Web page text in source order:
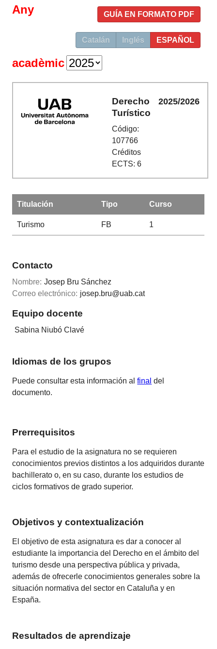
GUÍA EN FORMATO PDF
Catalán Inglés ESPAÑOL
Any
acadèmic
Derecho
Turístico
Código:
107766
Créditos
ECTS: 6
2025/2026
Titulación Tipo Curso
Turismo FB 1
Contacto
Nombre: Josep Bru Sánchez
Correo electrónico: josep.bru@uab.cat
Equipo docente
Sabina Niubó Clavé
Idiomas de los grupos
Puede consultar esta información alfinal del
documento.
Prerrequisitos
Para el estudio de la asignatura no se requieren
conocimientos previos distintos a los adquiridos durante
bachillerato o, en su caso, durante los estudios de
ciclos formativos de grado superior.
Objetivos y contextualización
El objetivo de esta asignatura es dar a conocer al
estudiante la importancia del Derecho en el ámbito del
turismo desde una perspectiva pública y privada,
además de ofrecerle conocimientos generales sobre la
situación normativa del sector en Cataluña y en
España.
Resultados de aprendizaje